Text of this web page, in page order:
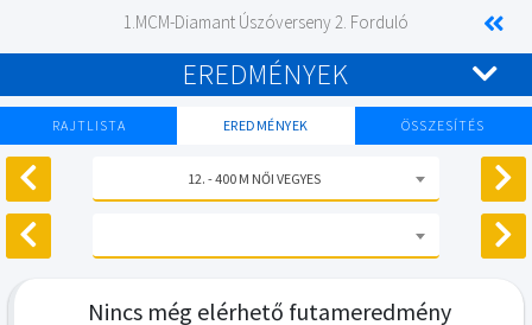
1.MCM-Diamant Úszóverseny 2. Forduló
EREDMÉNYEK
RAJTLISTA EREDMÉNYEK ÖSSZESÍTÉS
12. - 400 M NŐI VEGYES
Nincs még elérhető futameredmény